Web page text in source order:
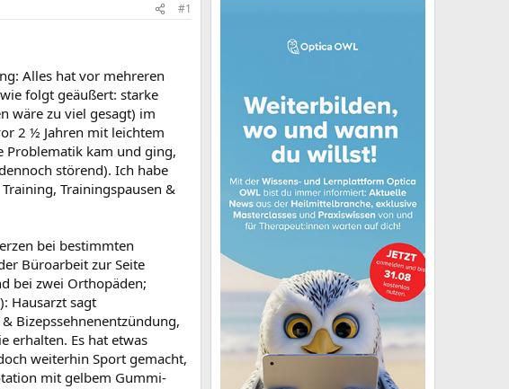
#1
Alles hat vor mehreren
folgt geäußert: starke
wäre zu viel gesagt) im
2 ½ Jahren mit leichtem
Problematik kam und ging,
störend). Ich habe
Trainingspausen &
bei bestimmten
Büroarbeit zur Seite
bei zwei Orthopäden;
Hausarzt sagt
Bizepssehnenentzündung,
erhalten. Es hat etwas
weiterhin Sport gemacht,
mit gelbem Gummi-